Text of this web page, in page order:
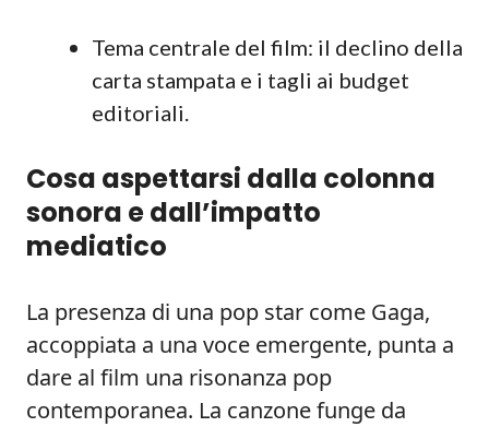
Tema centrale del film: il declino della
carta stampata e i tagli ai budget
editoriali.
Cosa aspettarsi dalla colonna
sonora e dall’impatto
mediatico
La presenza di una pop star come Gaga,
accoppiata a una voce emergente, punta a
dare al film una risonanza pop
contemporanea. La canzone funge da